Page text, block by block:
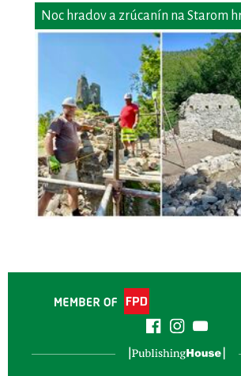
Noc hradov a zrúcanín na Starom